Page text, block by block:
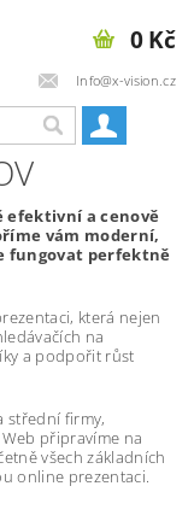
Info@x-vision.cz
0 Kč
efektivní a cenově
vám moderní,
fungovat perfektně
která nejen
na
a podpořit růst
střední firmy,
připravíme na
všech základních
online prezentaci.